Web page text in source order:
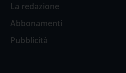
La redazione
Abbonamenti
Pubblicità